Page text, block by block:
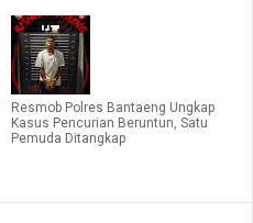
Resmob Polres Bantaeng Ungkap
Kasus Pencurian Beruntun, Satu
Pemuda Ditangkap